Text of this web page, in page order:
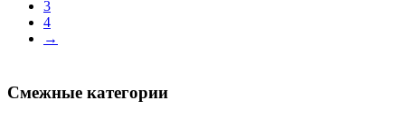
3
4
→
Смежные категории